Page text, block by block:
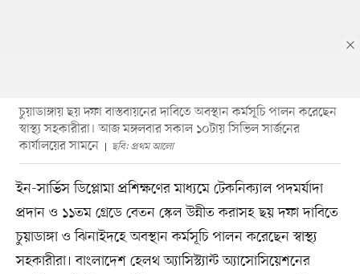
চুয়াডাঙ্গায় ছয় দফা বাস্তবায়নের দাবিতে অবস্থান কর্মসূচি পালন করেছেন
স্বাস্থ্য সহকারীরা। আজ মঙ্গলবার সকাল ১০টায় সিভিল সার্জনের
কার্যালয়ের সামনে
ছবি: প্রথম আলো
ইন-সার্ভিস ডিপ্লোমা প্রশিক্ষণের মাধ্যমে টেকনিক্যাল পদমর্যাদা
প্রদান ও ১১তম গ্রেডে বেতন স্কেল উন্নীত করাসহ ছয় দফা দাবিতে
চুয়াডাঙ্গা ও ঝিনাইদহে অবস্থান কর্মসূচি পালন করেছেন স্বাস্থ্য
সহকারীরা। বাংলাদেশ হেলথ অ্যাসিস্ট্যান্ট অ্যাসোসিয়েশনের